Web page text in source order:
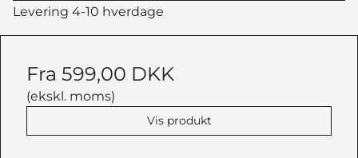
Levering 4-10 hverdage
Fra 599,00 DKK
(ekskl. moms)
Vis produkt